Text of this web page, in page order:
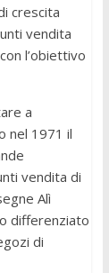
crescita
vendita
l’obiettivo
a
nel 1971 il
vendita di
Alì
differenziato
di